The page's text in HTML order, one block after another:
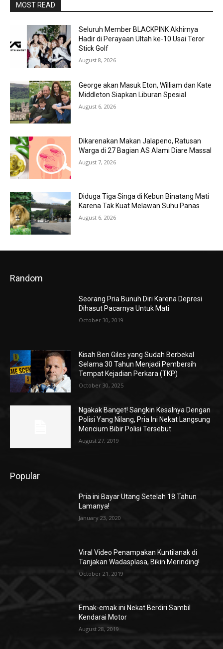
MOST READ
Seluruh Member BLACKPINK Akhirnya
Hadir di Perayaan Ultah ke-10 Usai Teror
Stick Golf
August 8, 2026
George akan Masuk Eton, William dan Kate
Middleton Siapkan Liburan Spesial
August 6, 2026
Dikarenakan Makan Jalapeno, Ratusan
Warga di 27 Bagian AS Alami Diare Massal
August 7, 2026
Diduga Tiga Singa di Kebun Binatang Mati
Karena Tak Kuat Melawan Suhu Panas
August 6, 2026
Random
Seorang Pria Bunuh Diri Karena Depresi
Dihasut Pacarnya Untuk Mati
October 30, 2019
Kisah Ben Giles yang Sudah Berbekal
Selama 30 Tahun Menjadi Pembersih
Tempat Kejadian Perkara (TKP)
October 30, 2025
Ngakak Banget! Sangkin Kesalnya Dengan
Polisi Yang Nilang, Pria Ini Nekat Langsung
Mencium Bibir Polisi Tersebut
August 27, 2019
Popular
Pria ini Bayar Utang Setelah 18 Tahun
Lamanya!
January 23, 2020
Viral Video Penampakan Kuntilanak di
Tanjakan Wadasplasa, Bikin Merinding!
October 21, 2019
Emak-emak ini Nekat Berdiri Sambil
Kendarai Motor
August 28, 2019